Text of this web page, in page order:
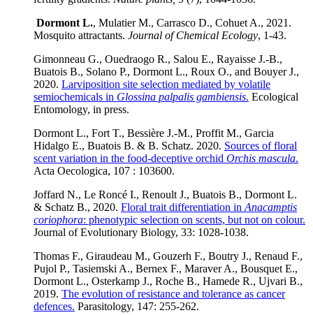
Dormont L., Mulatier M., Carrasco D., Cohuet A., 2021.
Mosquito attractants. Journal of Chemical Ecology, 1-43.
Gimonneau G., Ouedraogo R., Salou E., Rayaisse J.-B.,
Buatois B., Solano P., Dormont L., Roux O., and Bouyer J.,
2020. Larviposition site selection mediated by volatile
semiochemicals in Glossina palpalis gambiensis. Ecological
Entomology, in press.
Dormont L., Fort T., Bessière J.-M., Proffit M., Garcia
Hidalgo E., Buatois B. & B. Schatz. 2020. Sources of floral
scent variation in the food-deceptive orchid Orchis mascula.
Acta Oecologica, 107 : 103600.
Joffard N., Le Roncé I., Renoult J., Buatois B., Dormont L.
& Schatz B., 2020. Floral trait differentiation in Anacamptis
coriophora: phenotypic selection on scents, but not on colour.
Journal of Evolutionary Biology, 33: 1028-1038.
Thomas F., Giraudeau M., Gouzerh F., Boutry J., Renaud F.,
Pujol P., Tasiemski A., Bernex F., Maraver A., Bousquet E.,
Dormont L., Osterkamp J., Roche B., Hamede R., Ujvari B.,
2019. The evolution of resistance and tolerance as cancer
defences. Parasitology, 147: 255-262.